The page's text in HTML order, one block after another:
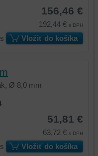
156,46 €
192,44 € s DPH
Vložiť do košíka
Ø 8,0 mm
51,81 €
63,72 € s DPH
Vložiť do košíka